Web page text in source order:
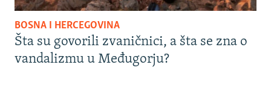
BOSNA I HERCEGOVINA
Šta su govorili zvaničnici, a šta se zna o
vandalizmu u Međugorju?